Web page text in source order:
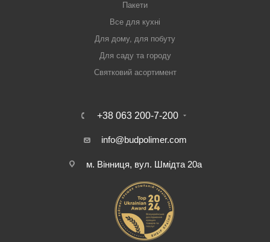
Пакети
Все для кухні
Для дому, для побуту
Для саду та городу
Святковий асортимент
+38 063 200-7-200
info@budpolimer.com
м. Вінниця, вул. Шмідта 20а